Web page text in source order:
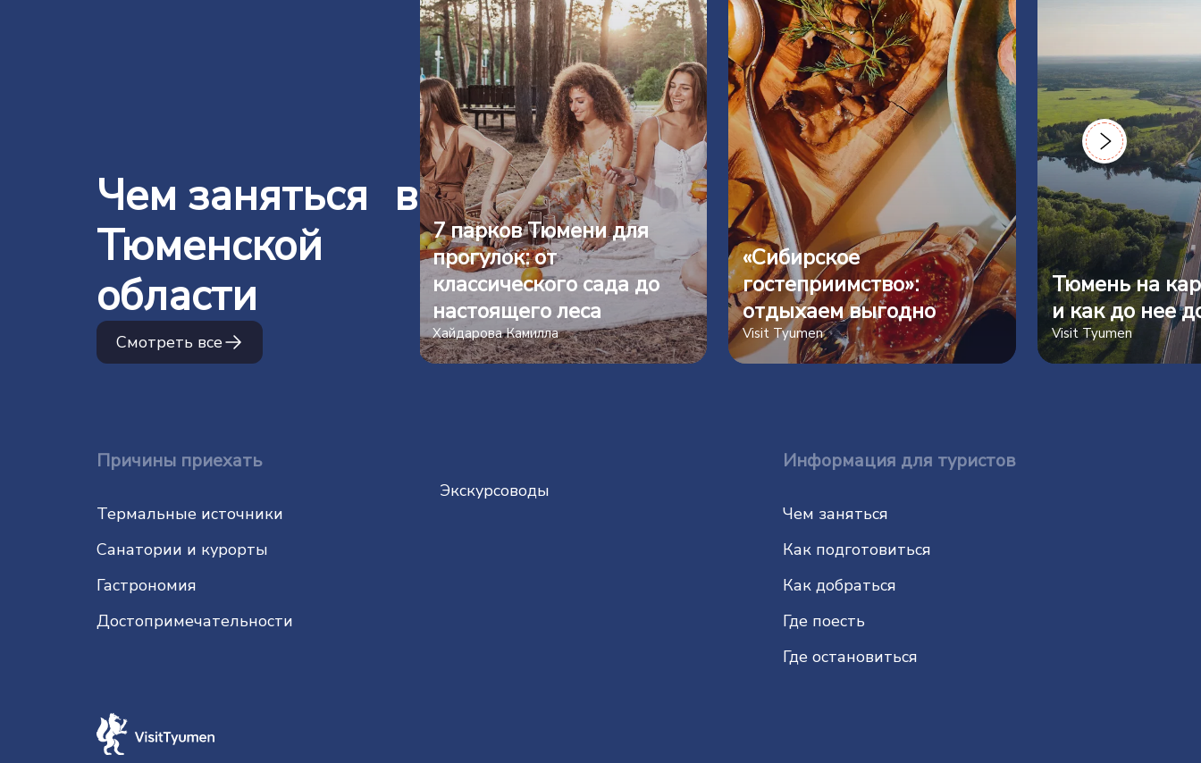
Чем заняться в
Тюменской
области
Смотреть все
7 парков Тюмени для
прогулок: от
классического сада до
настоящего леса
Хайдарова Камилла
«Сибирское
гостеприимство»:
отдыхаем выгодно
Visit Tyumen
Тюмень на
и как до нее
Visit Tyumen
Причины приехать
Термальные источники
Санатории и курорты
Гастрономия
До­сто­при­ме­ча­тель­нос­ти
Экскурсоводы
Информация для туристов
Чем заняться
Как подготовиться
Как добраться
Где поесть
Где остановиться